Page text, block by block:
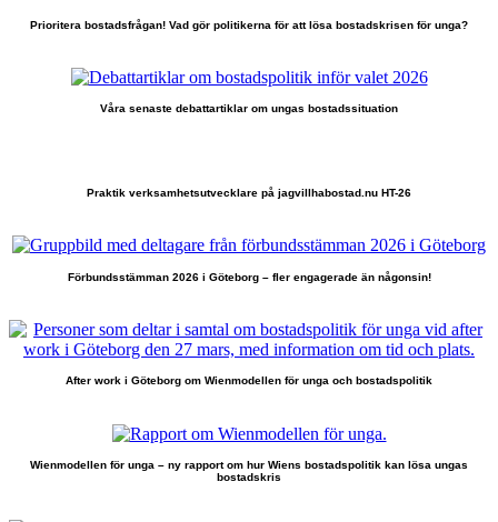
Prioritera bostadsfrågan! Vad gör politikerna för att lösa bostadskrisen för unga?
Våra senaste debattartiklar om ungas bostadssituation
Praktik verksamhetsutvecklare på jagvillhabostad.nu HT-26
Förbundsstämman 2026 i Göteborg – fler engagerade än någonsin!
After work i Göteborg om Wienmodellen för unga och bostadspolitik
Wienmodellen för unga – ny rapport om hur Wiens bostadspolitik kan lösa ungas
bostadskris